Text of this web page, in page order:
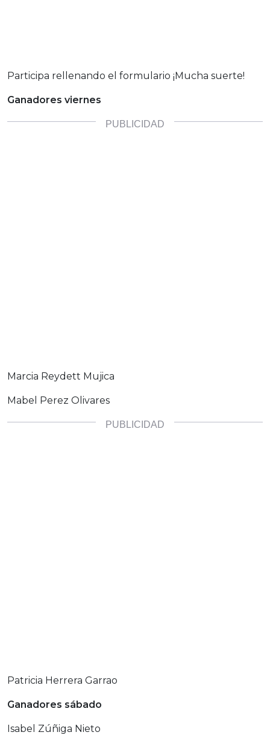
Participa rellenando el formulario ¡Mucha suerte!
Ganadores viernes
Marcia Reydett Mujica
Mabel Perez Olivares
Patricia Herrera Garrao
Ganadores sábado
Isabel Zúñiga Nieto